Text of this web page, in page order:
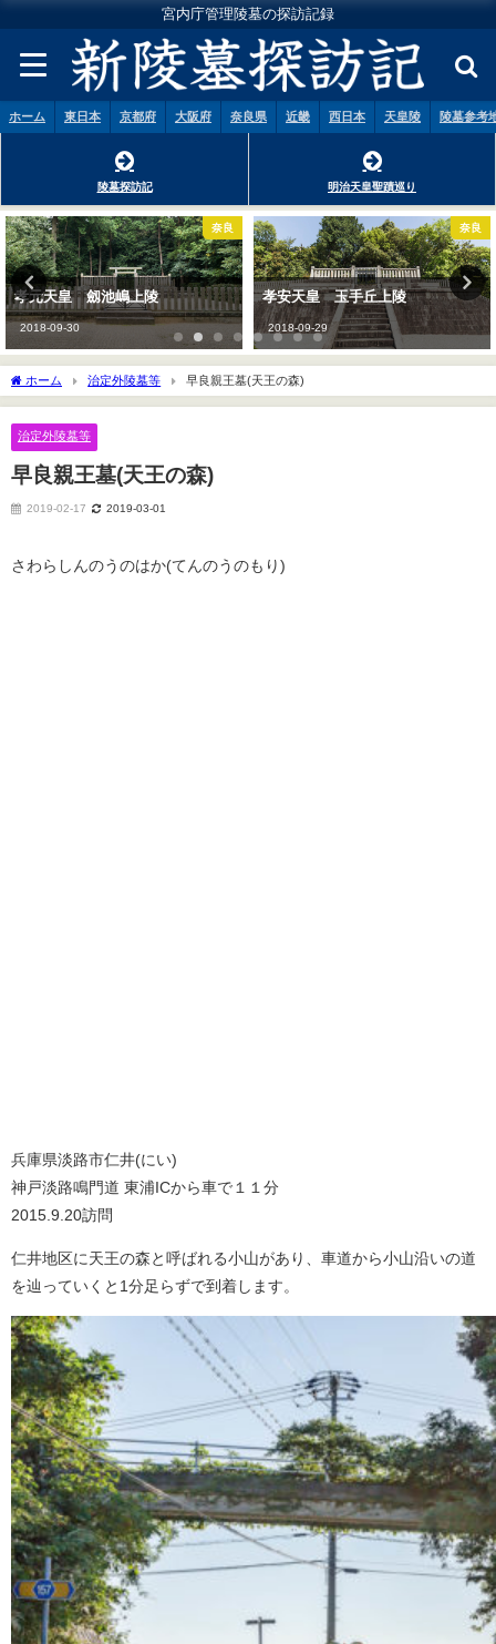
宮内庁管理陵墓の探訪記録
ホーム 東日本 京都府 大阪府 奈良県 近畿 西日本 天皇陵 陵墓参考
陵墓探訪記 明治天皇聖蹟巡り
奈良
孝安天皇 玉手丘上陵
2018-09-29
奈良
崇神天皇 山辺道勾岡上陵
2018-10-01
ホーム 治定外陵墓等 早良親王墓(天王の森)
治定外陵墓等
早良親王墓(天王の森)
2019-02-17 2019-03-01
さわらしんのうのはか(てんのうのもり)
兵庫県淡路市仁井(にい)
神戸淡路鳴門道 東浦ICから車で１１分
2015.9.20訪問
仁井地区に天王の森と呼ばれる小山があり、車道から小山沿いの道
を辿っていくと1分足らずで到着します。